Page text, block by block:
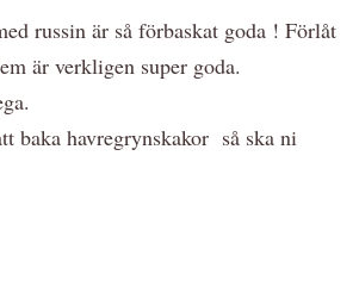
russin är så förbaskat goda ! Förlåt
är verkligen super goda.
baka havregrynskakor så ska ni